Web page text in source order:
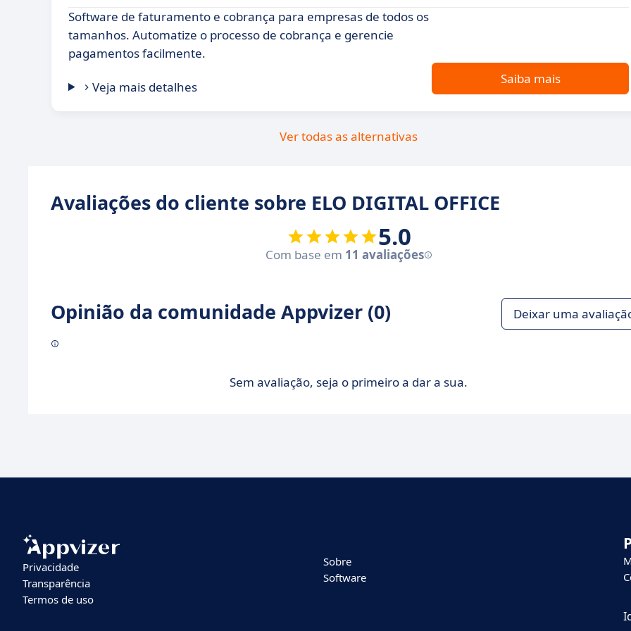
Software de faturamento e cobrança para empresas de todos os
tamanhos. Automatize o processo de cobrança e gerencie
pagamentos facilmente.
Veja mais detalhes
Saiba mais
Ver todas as alternativas
Avaliações do cliente sobre ELO DIGITAL OFFICE
5.0
Com base em 11 avaliações
Opinião da comunidade Appvizer (0) Deixar uma
Sem avaliação, seja o primeiro a dar a sua.
Privacidade
Transparência
Termos de uso
Sobre
Software